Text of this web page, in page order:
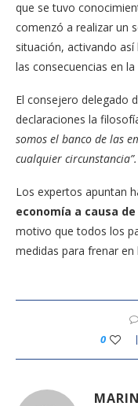
que se tuvo
comenzó a realizar un
situación, activando
las consecuencias en
El consejero delegado
declaraciones la
somos el banco de las
cualquier circunstancia”.
Los expertos apuntan
economía a causa
motivo que todos los
medidas para frenar
0